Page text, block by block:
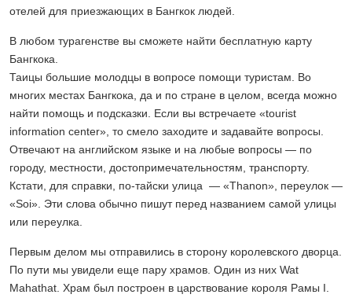
отелей для приезжающих в Бангкок людей.
В любом турагенстве вы сможете найти бесплатную карту
Бангкока.
Таицы большие молодцы в вопросе помощи туристам. Во
многих местах Бангкока, да и по стране в целом, всегда можно
найти помощь и подсказки. Если вы встречаете «tourist
information center», то смело заходите и задавайте вопросы.
Отвечают на английском языке и на любые вопросы — по
городу, местности, достопримечательностям, транспорту.
Кстати, для справки, по-тайски улица — «Thanon», переулок —
«Soi». Эти слова обычно пишут перед названием самой улицы
или переулка.
Первым делом мы отправились в сторону королевского дворца.
По пути мы увидели еще пару храмов. Один из них Wat
Mahathat. Храм был построен в царствование короля Рамы I.